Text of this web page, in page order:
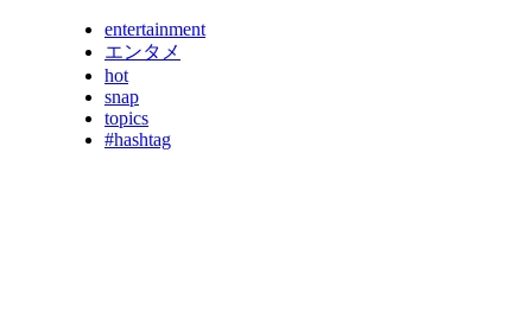
entertainment
エンタメ
hot
snap
topics
#hashtag